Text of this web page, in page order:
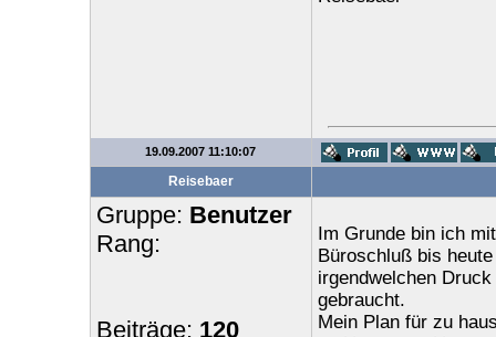
19.09.2007 11:10:07
Reisebaer
Gruppe: Benutzer
Rang:
Beiträge: 120
Im Grunde bin ich
Büroschluß bis
irgendwelchen
gebraucht.
Mein Plan für zu